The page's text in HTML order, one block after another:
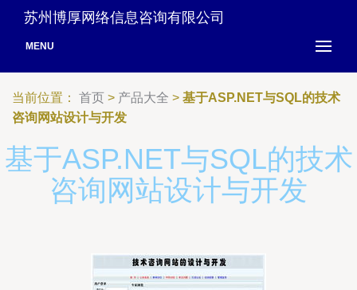
苏州博厚网络信息咨询有限公司
MENU
当前位置： 首页 > 产品大全 > 基于ASP.NET与SQL的技术
咨询网站设计与开发
基于ASP.NET与SQL的技术
咨询网站设计与开发